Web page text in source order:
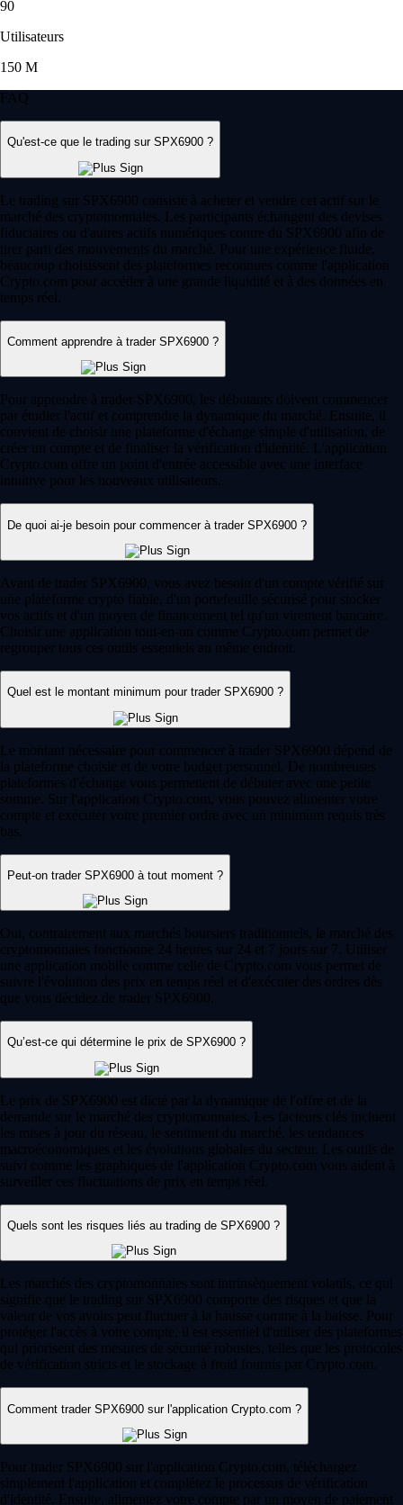
90
Utilisateurs
150 M
FAQ
Qu'est-ce que le trading sur SPX6900 ?
Le trading sur SPX6900 consiste à acheter et vendre cet actif sur le
marché des cryptomonnaies. Les participants échangent des devises
fiduciaires ou d'autres actifs numériques contre du SPX6900 afin de
tirer parti des mouvements du marché. Pour une expérience fluide,
beaucoup choisissent des plateformes reconnues comme l'application
Crypto.com pour accéder à une grande liquidité et à des données en
temps réel.
Comment apprendre à trader SPX6900 ?
Pour apprendre à trader SPX6900, les débutants doivent commencer
par étudier l'actif et comprendre la dynamique du marché. Ensuite, il
convient de choisir une plateforme d'échange simple d'utilisation, de
créer un compte et de finaliser la vérification d'identité. L'application
Crypto.com offre un point d'entrée accessible avec une interface
intuitive pour les nouveaux utilisateurs.
De quoi ai-je besoin pour commencer à trader SPX6900 ?
Avant de trader SPX6900, vous avez besoin d'un compte vérifié sur
une plateforme crypto fiable, d'un portefeuille sécurisé pour stocker
vos actifs et d'un moyen de financement tel qu'un virement bancaire.
Choisir une application tout-en-un comme Crypto.com permet de
regrouper tous ces outils essentiels au même endroit.
Quel est le montant minimum pour trader SPX6900 ?
Le montant nécessaire pour commencer à trader SPX6900 dépend de
la plateforme choisie et de votre budget personnel. De nombreuses
plateformes d'échange vous permettent de débuter avec une petite
somme. Sur l'application Crypto.com, vous pouvez alimenter votre
compte et exécuter votre premier ordre avec un minimum requis très
bas.
Peut-on trader SPX6900 à tout moment ?
Oui, contrairement aux marchés boursiers traditionnels, le marché des
cryptomonnaies fonctionne 24 heures sur 24 et 7 jours sur 7. Utiliser
une application mobile comme celle de Crypto.com vous permet de
suivre l'évolution des prix en temps réel et d'exécuter des ordres dès
que vous décidez de trader SPX6900.
Qu’est-ce qui détermine le prix de SPX6900 ?
Le prix de SPX6900 est dicté par la dynamique de l'offre et de la
demande sur le marché des cryptomonnaies. Les facteurs clés incluent
les mises à jour du réseau, le sentiment du marché, les tendances
macroéconomiques et les évolutions globales du secteur. Les outils de
suivi comme les graphiques de l'application Crypto.com vous aident à
surveiller ces fluctuations de prix en temps réel.
Quels sont les risques liés au trading de SPX6900 ?
Les marchés des cryptomonnaies sont intrinsèquement volatils, ce qui
signifie que le trading sur SPX6900 comporte des risques et que la
valeur de vos avoirs peut fluctuer à la hausse comme à la baisse. Pour
protéger l'accès à votre compte, il est essentiel d'utiliser des plateformes
qui priorisent des mesures de sécurité robustes, telles que les protocoles
de vérification stricts et le stockage à froid fournis par Crypto.com.
Comment trader SPX6900 sur l'application Crypto.com ?
Pour trader SPX6900 sur l'application Crypto.com, téléchargez
simplement l'application et complétez le processus de vérification
d'identité. Ensuite, alimentez votre compte par un moyen de paiement